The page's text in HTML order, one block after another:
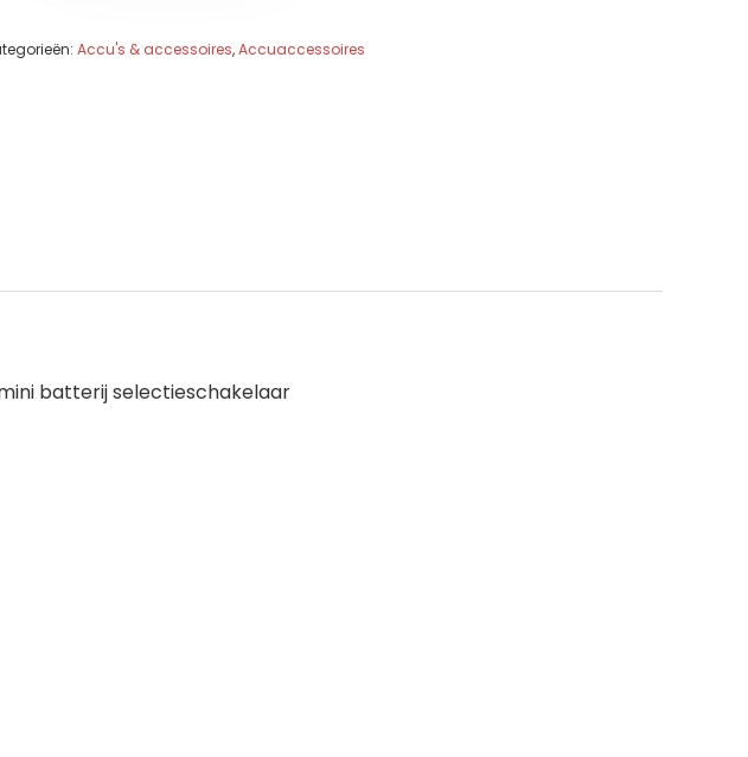
Accu's & accessoires,Accuaccessoires
batterij selectieschakelaar